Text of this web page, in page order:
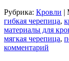
Рубрика: Кровли |
гибкая черепица,
материалы для
мягкая черепица,
комментарий